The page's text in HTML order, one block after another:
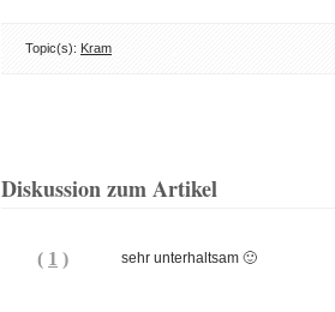
Topic(s): Kram
Diskussion zum Artikel
( 1 ) sehr unterhaltsam 🙂